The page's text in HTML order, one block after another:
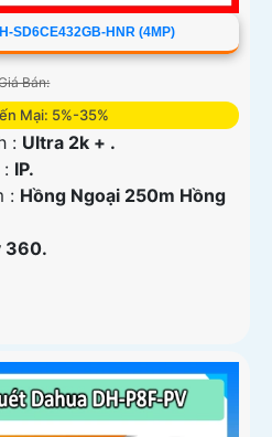
SD6CE432GB-HNR (4MP)
Bán:
Mại: 5%-35%
: Ultra 2k + .
: IP.
: Hồng Ngoại 250m Hồng
360.